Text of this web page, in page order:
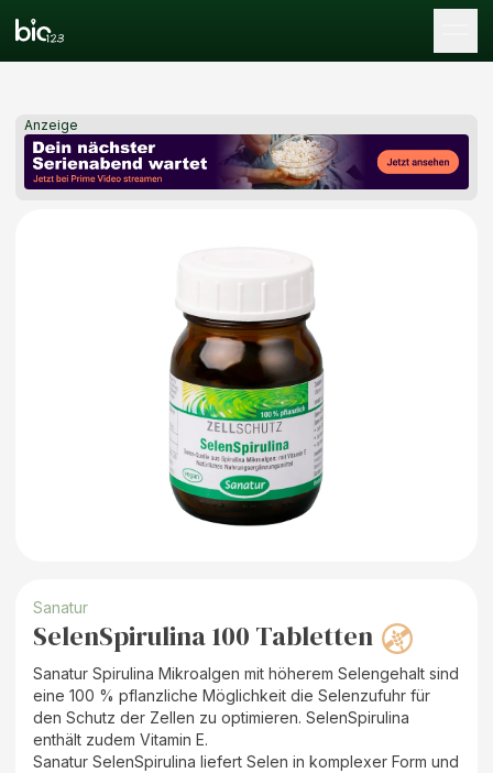
Anzeige
Sanatur
SelenSpirulina 100 Tabletten
Sanatur Spirulina Mikroalgen mit höherem Selengehalt sind
eine 100 % pflanzliche Möglichkeit die Selenzufuhr für
den Schutz der Zellen zu optimieren. SelenSpirulina
enthält zudem Vitamin E.
Sanatur SelenSpirulina liefert Selen in komplexer Form und